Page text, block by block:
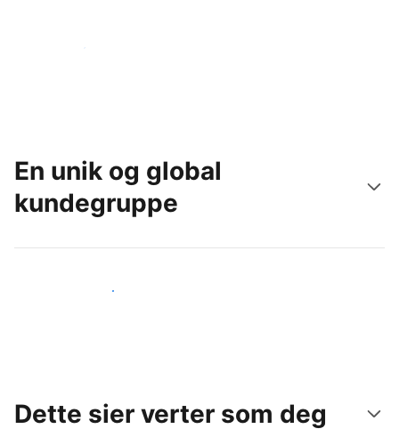
Kom i gang i dag
En unik og global
kundegruppe
Nå ut til nye gjester i dag
Dette sier verter som deg